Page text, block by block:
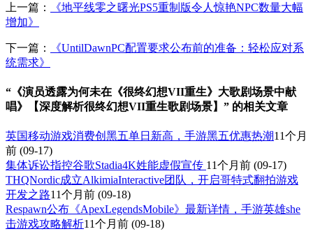
上一篇：
《地平线零之曙光PS5重制版令人惊艳NPC数量大幅
增加》
下一篇：
《UntilDawnPC配置要求公布前的准备：轻松应对系
统需求》
“《演员透露为何未在《很终幻想VII重生》大歌剧场景中献
唱》【深度解析很终幻想VII重生歌剧场景】” 的相关文章
英国移动游戏消费创黑五单日新高，手游黑五优惠热潮11个月
前 (09-17)
集体诉讼指控谷歌Stadia4K姓能虚假宣传 11个月前 (09-17)
THQNordic成立AlkimiaInteractive团队，开启哥特式翻拍游戏
开发之路11个月前 (09-18)
Respawn公布《ApexLegendsMobile》最新详情，手游英雄she
击游戏攻略解析11个月前 (09-18)